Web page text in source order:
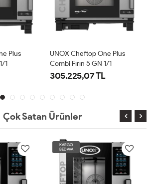
Plus
1
0511-
UNOX Cheftop One Plus
Combi Fırın 5 GN 1/1
Kapasiteli Elektrikli (XEVC-
305.225,07 TL
Çok Satan Ürünler
KARGO
BEDAVA